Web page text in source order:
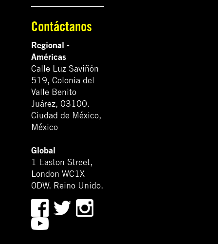
Contáctanos
Regional -
Américas
Calle Luz Saviñón
519, Colonia del
Valle Benito
Juárez, 03100.
Ciudad de México,
México
Global
1 Easton Street,
London WC1X
0DW. Reino Unido.